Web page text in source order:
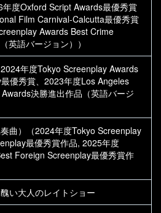
度Oxford Script Awards最優秀賞
Film Carnival-Calcutta最優秀賞
Awards Best Crime
英語バージョン））
年度Tokyo Screenplay Awards
優秀賞、2023年度Los Angeles
決勝進出作品（英語バージ
曲）（2024年度Tokyo Screenplay
最優秀賞作品, 2025年度
Foreign Screenplay最優秀賞作
い大人のレイトショー